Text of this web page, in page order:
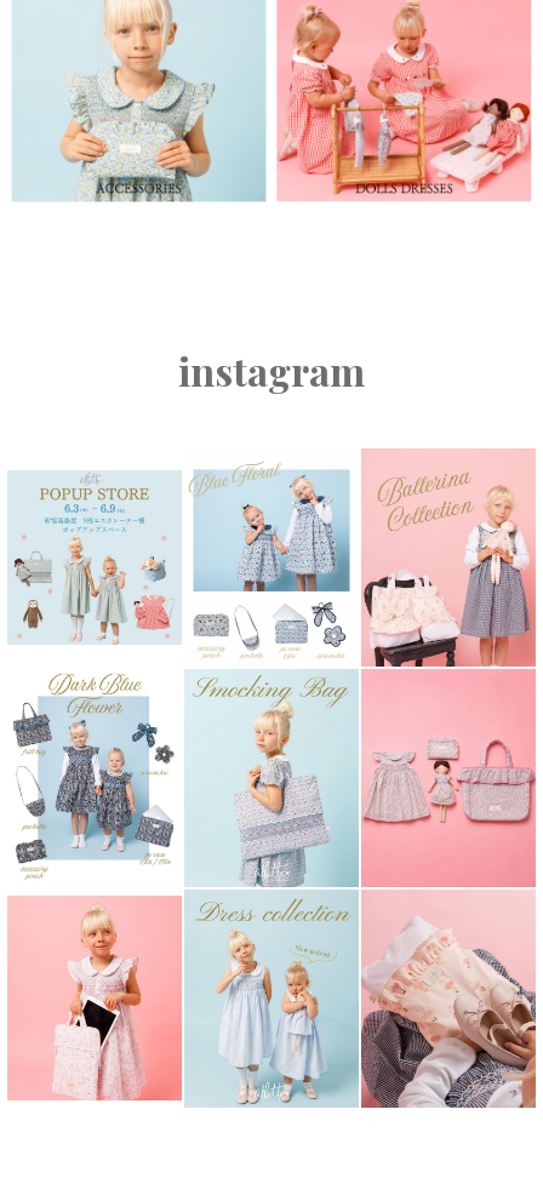
instagram